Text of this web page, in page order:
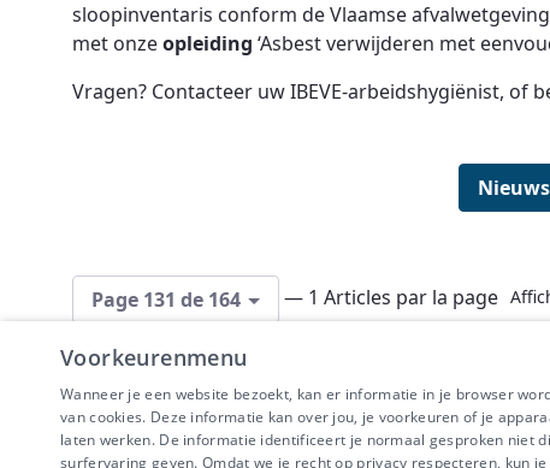
sloopinventaris conform de Vlaamse
met onzeopleiding ‘Asbest verwijderen met
Vragen? Contacteer uw IBEVE-arbeidshygiënist, of
Page 131 de 164 — 1 Articles par la page
Voorkeurenmenu
Wanneer je een website bezoekt, kan er informatie in je browser
van cookies. Deze informatie kan over jou, je voorkeuren of je
laten werken. De informatie identificeert je normaal gesproken niet
surfervaring geven. Omdat we je recht op privacy respecteren, kun